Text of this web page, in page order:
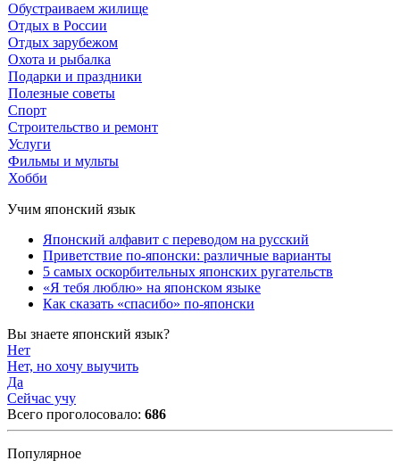
Обустраиваем жилище
Отдых в России
Отдых зарубежом
Охота и рыбалка
Подарки и праздники
Полезные советы
Спорт
Строительство и ремонт
Услуги
Фильмы и мульты
Хобби
Учим японский язык
Японский алфавит с переводом на русский
Приветствие по-японски: различные варианты
5 самых оскорбительных японских ругательств
«Я тебя люблю» на японском языке
Как сказать «спасибо» по-японски
Вы знаете японский язык?
Нет
Нет, но хочу выучить
Да
Сейчас учу
Всего проголосовало: 686
Популярное